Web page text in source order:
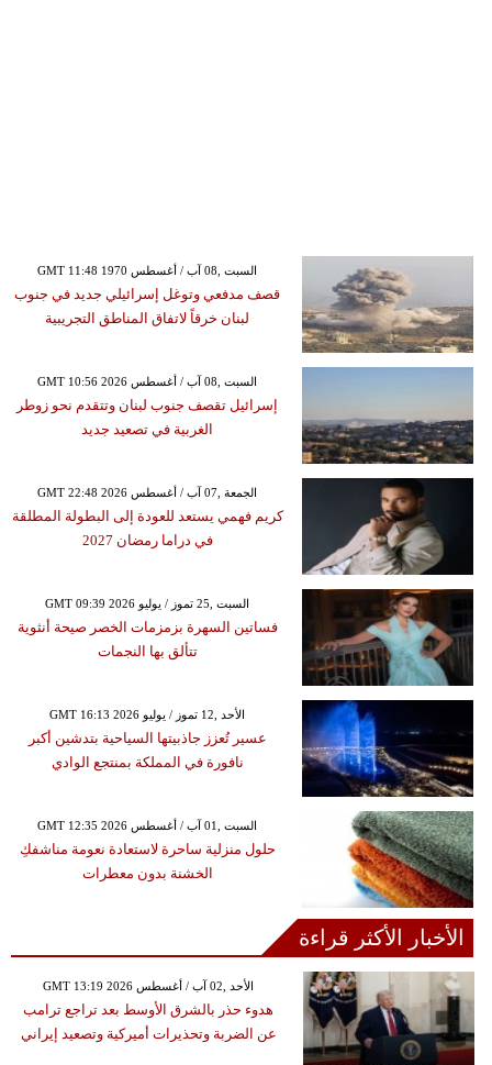
GMT 11:48 1970 السبت ,08 آب / أغسطس
قصف مدفعي وتوغل إسرائيلي جديد في جنوب
لبنان خرقاً لاتفاق المناطق التجريبية
GMT 10:56 2026 السبت ,08 آب / أغسطس
إسرائيل تقصف جنوب لبنان وتتقدم نحو زوطر
الغربية في تصعيد جديد
GMT 22:48 2026 الجمعة ,07 آب / أغسطس
كريم فهمي يستعد للعودة إلى البطولة المطلقة
في دراما رمضان 2027
GMT 09:39 2026 السبت ,25 تموز / يوليو
فساتين السهرة بزمزمات الخصر صيحة أنثوية
تتألق بها النجمات
GMT 16:13 2026 الأحد ,12 تموز / يوليو
عسير تُعزز جاذبيتها السياحية بتدشين أكبر
نافورة في المملكة بمنتجع الوادي
GMT 12:35 2026 السبت ,01 آب / أغسطس
حلول منزلية ساحرة لاستعادة نعومة مناشفكِ
الخشنة بدون معطرات
الأخبار الأكثر قراءة
GMT 13:19 2026 الأحد ,02 آب / أغسطس
هدوء حذر بالشرق الأوسط بعد تراجع ترامب
عن الضربة وتحذيرات أميركية وتصعيد إيراني